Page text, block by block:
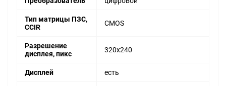
Тип матрицы ПЗС,
CCIR
CMOS
Разрешение
дисплея, пикс
320х240
Дисплей есть